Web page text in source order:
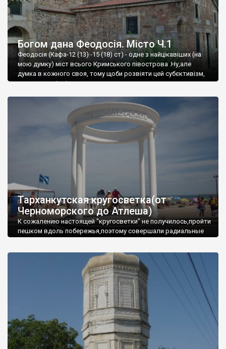
Богом дана Феодосія. Місто Ч.1
Феодосія (Кафа-12 (13) -15 (18) ст) - одне з найцікавіших (на
мою думку) міст всього Кримського півострова .Ну,але
думка в кожного своя, тому щоби розвіяти цей субєктивізм,
запрошую відвідати це
Тарханкутская кругосветка(от
Черноморского до Атлеша)
К сожалению настоящей "кругосветки" не получилось,пройти
пешком вдоль побережья,поэтому совершали радиальные